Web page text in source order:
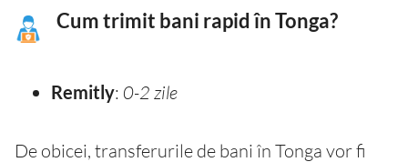
Cum trimit bani rapid în Tonga?
Remitly: 0-2 zile
De obicei, transferurile de bani în Tonga vor fi